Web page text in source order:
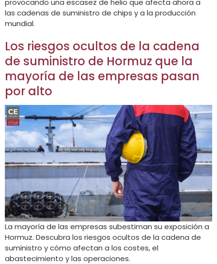
provocando una escasez de helio que afecta ahora a
las cadenas de suministro de chips y a la producción
mundial.
Los riesgos ocultos de la cadena
de suministro de Hormuz que la
mayoría de las empresas pasan
por alto
La mayoría de las empresas subestiman su exposición a
Hormuz. Descubra los riesgos ocultos de la cadena de
suministro y cómo afectan a los costes, el
abastecimiento y las operaciones.